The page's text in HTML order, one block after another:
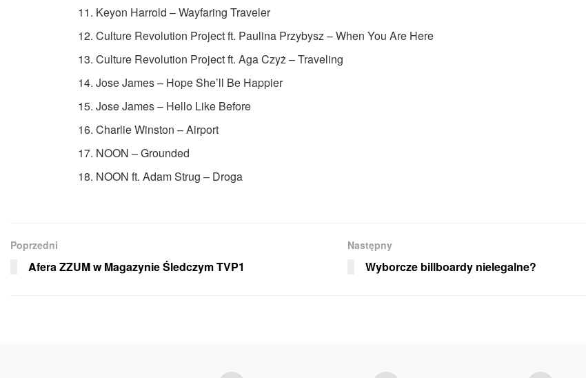
Keyon Harrold – Wayfaring Traveler
Culture Revolution Project ft. Paulina Przybysz – When You Are Here
Culture Revolution Project ft. Aga Czyż – Traveling
Jose James – Hope She’ll Be Happier
Jose James – Hello Like Before
Charlie Winston – Airport
NOON – Grounded
NOON ft. Adam Strug – Droga
Poprzedni
Afera ZZUM w Magazynie Śledczym TVP1
Następny
Wyborcze billboardy nielegalne?